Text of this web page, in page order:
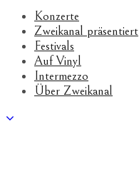
Konzerte
Zweikanal präsentiert
Festivals
Auf Vinyl
Intermezzo
Über Zweikanal